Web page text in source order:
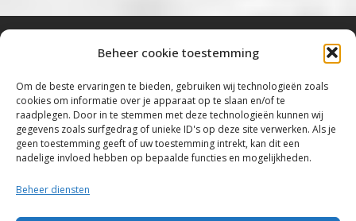
Beheer cookie toestemming
Om de beste ervaringen te bieden, gebruiken wij technologieën zoals
cookies om informatie over je apparaat op te slaan en/of te
raadplegen. Door in te stemmen met deze technologieën kunnen wij
gegevens zoals surfgedrag of unieke ID's op deze site verwerken. Als je
geen toestemming geeft of uw toestemming intrekt, kan dit een
nadelige invloed hebben op bepaalde functies en mogelijkheden.
Beheer diensten
“Voor de mooiste Blues, Rock, Roots &
Americana”
Copyright 2019 – 2026 Bluestown Music – All